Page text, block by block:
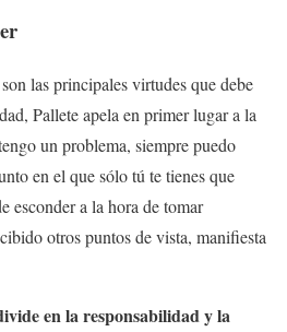
las principales virtudes que debe
Pallete apela en primer lugar a la
un problema, siempre puedo
en el que sólo tú te tienes que
esconder a la hora de tomar
otros puntos de vista, manifiesta
en la responsabilidad y la